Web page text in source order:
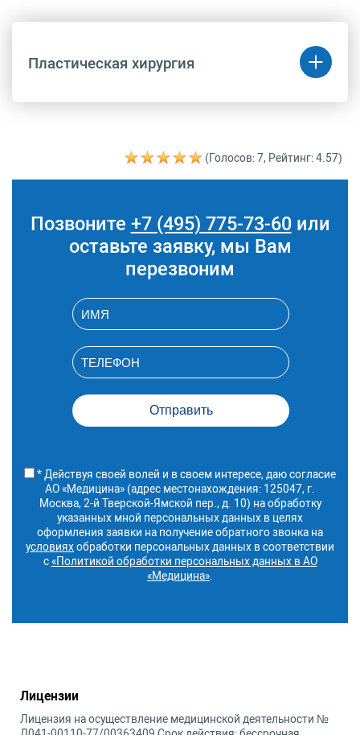
Пластическая хирургия
Удаление подкожно-
жировой клетчатки
сложности)
(Голосов: 7, Рейтинг: 4.57)
Позвоните +7 (495) 775-73-60или
оставьте заявку, мы Вам
перезвоним
* Действуя своей волей и в своем интересе, даю согласие
АО «Медицина» (адрес местонахождения: 125047, г.
Москва, 2-й Тверской-Ямской пер., д. 10) на обработку
указанных мной персональных данных в целях
оформления заявки на получение обратного звонка на
условияхобработки персональных данных в соответствии
с«Политикой обработки персональных данных в АО
«Медицина».
Лицензии
Лицензия на осуществление медицинской деятельности №